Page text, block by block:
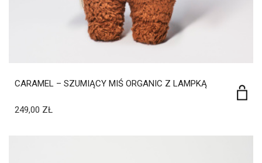
CARAMEL – SZUMIĄCY MIŚ ORGANIC Z LAMPKĄ
249,00 ZŁ